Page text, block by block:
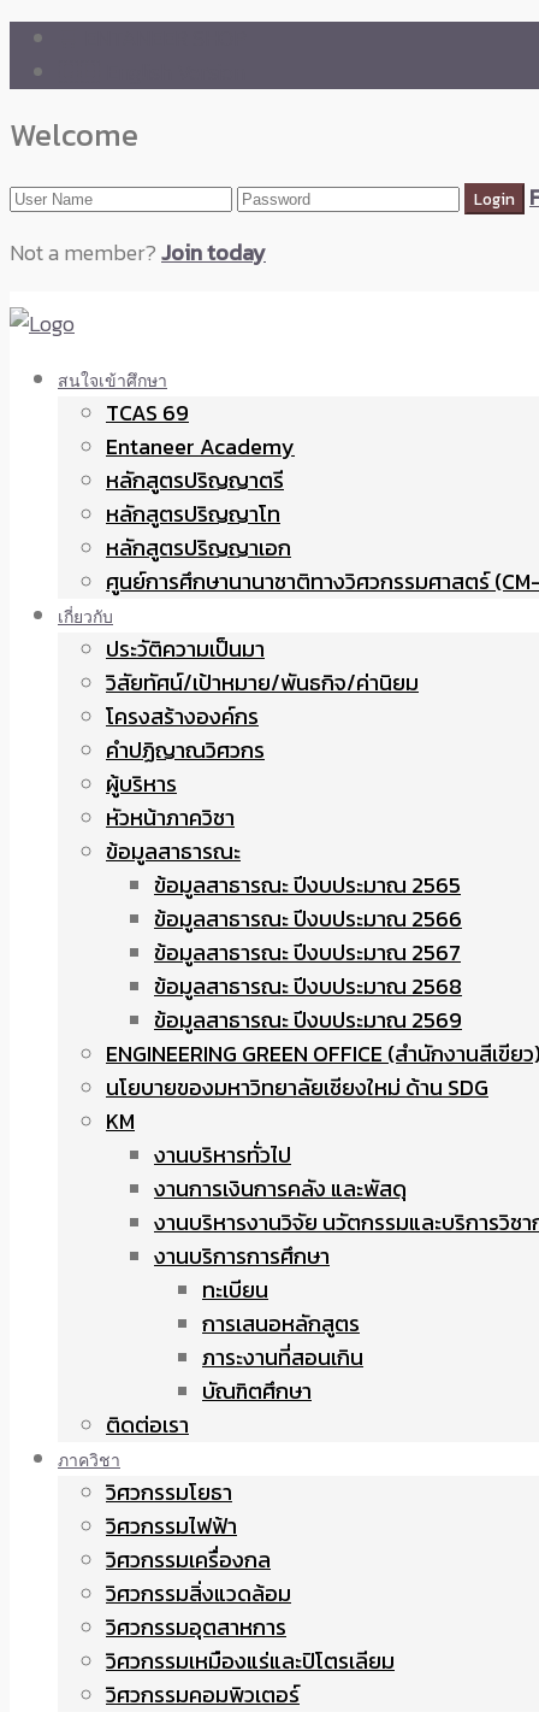
Welcome
Not a member?Join today
สนใจเข้าศึกษา
TCAS 69
Entaneer Academy
หลักสูตรปริญญาตรี
หลักสูตรปริญญาโท
หลักสูตรปริญญาเอก
ศูนย์การศึกษานานาชาติทางวิศวกรรมศาสตร์
เกี่ยวกับ
ประวัติความเป็นมา
วิสัยทัศน์/เป้าหมาย/พันธกิจ/ค่านิยม
โครงสร้างองค์กร
คำปฏิญาณวิศวกร
ผู้บริหาร
หัวหน้าภาควิชา
ข้อมูลสาธารณะ
ข้อมูลสาธารณะ ปีงบประมาณ 2565
ข้อมูลสาธารณะ ปีงบประมาณ 2566
ข้อมูลสาธารณะ ปีงบประมาณ 2567
ข้อมูลสาธารณะ ปีงบประมาณ 2568
ข้อมูลสาธารณะ ปีงบประมาณ 2569
ENGINEERING GREEN OFFICE (สำนักงานสีเขีย
นโยบายของมหาวิทยาลัยเชียงใหม่ ด้าน SDG
KM
งานบริหารทั่วไป
งานการเงินการคลัง และพัสดุ
งานบริหารงานวิจัย นวัตกรรมและบริการวิชา
งานบริการการศึกษา
ทะเบียน
การเสนอหลักสูตร
ภาระงานที่สอนเกิน
บัณฑิตศึกษา
ติดต่อเรา
ภาควิชา
วิศวกรรมโยธา
วิศวกรรมไฟฟ้า
วิศวกรรมเครื่องกล
วิศวกรรมสิ่งแวดล้อม
วิศวกรรมอุตสาหการ
วิศวกรรมเหมืองแร่และปิโตรเลียม
วิศวกรรมคอมพิวเตอร์